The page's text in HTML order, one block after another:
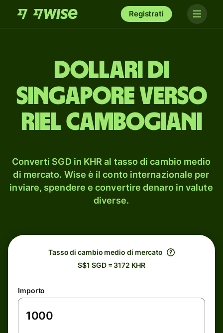
Registrati
dollari di
Singapore verso
riel cambogiani
Converti SGD in KHR al tasso di cambio medio
di mercato. Wise è il conto internazionale per
inviare, spendere e convertire denaro in valute
diverse.
Tasso di cambio medio di mercato
S$1 SGD = 3172 KHR
Importo